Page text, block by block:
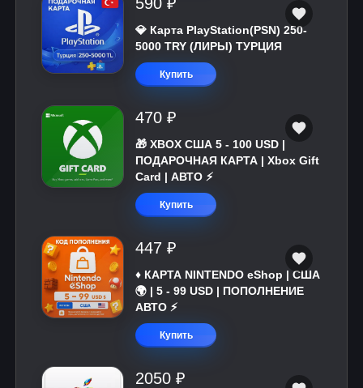
💎 Карта PlayStation(PSN) 250-
5000 TRY (ЛИРЫ) ТУРЦИЯ
Купить
470 ₽
🎁 XBOX США 5 - 100 USD |
ПОДАРОЧНАЯ КАРТА | Xbox Gift
Card | АВТО ⚡
Купить
447 ₽
♦️ КАРТА NINTENDO eShop | США
🌍 | 5 - 99 USD | ПОПОЛНЕНИЕ
АВТО ⚡
Купить
2050 ₽